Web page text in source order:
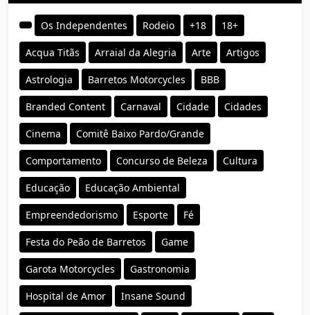
Os Independentes Rodeio +18 18+
Acqua Titãs Arraial da Alegria Arte Artigos
Astrologia Barretos Motorcycles BBB
Branded Content Carnaval Cidade Cidades
Cinema Comitê Baixo Pardo/Grande
Comportamento Concurso de Beleza Cultura
Educação Educação Ambiental
Empreendedorismo Esporte Fé
Festa do Peão de Barretos Game
Garota Motorcycles Gastronomia
Hospital de Amor Insane Sound